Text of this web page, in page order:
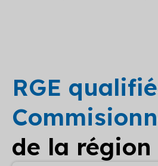
RGE
de la région